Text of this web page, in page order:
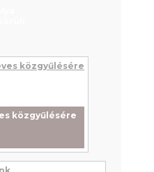
közgyűlésére